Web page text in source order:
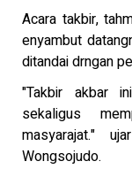
Acara takbir,
enyambut
ditandai drngan
"Takbir akbar
sekaligus
masyarajat."
Wongsojudo.